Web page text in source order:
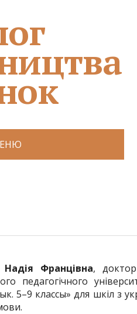
Надія Францівна,
педагогічного
5–9 классы» для шкіл з